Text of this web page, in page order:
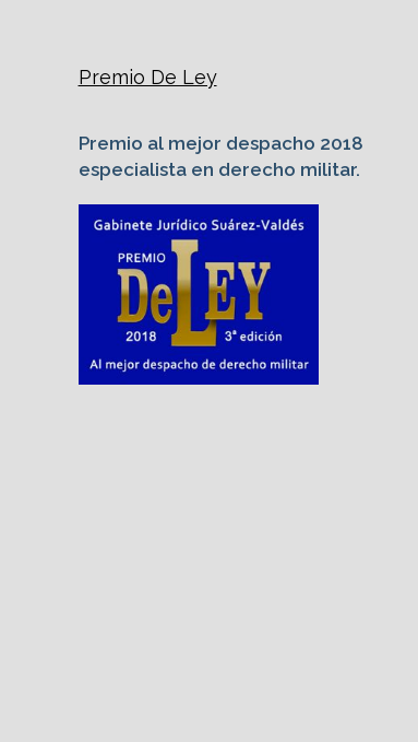
Premio De Ley
Premio al mejor despacho 2018
especialista en derecho militar.